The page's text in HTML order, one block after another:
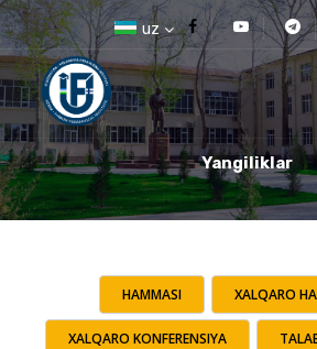
uz
Yangiliklar
HAMMASI XALQARO
XALQARO KONFERENSIYA